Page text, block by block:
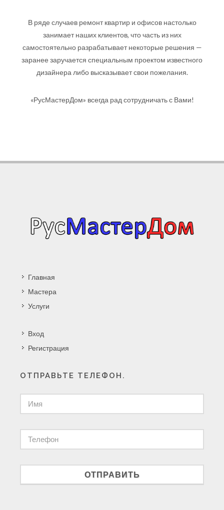
В ряде случаев ремонт квартир и офисов настолько
занимает наших клиентов, что часть из них
самостоятельно разрабатывает некоторые решения —
заранее заручается специальным проектом известного
дизайнера либо высказывает свои пожелания.
«РусМастерДом» всегда рад сотрудничать с Вами!
Главная
Мастера
Услуги
Вход
Регистрация
ОТПРАВЬТЕ ТЕЛЕФОН.
ОТПРАВИТЬ